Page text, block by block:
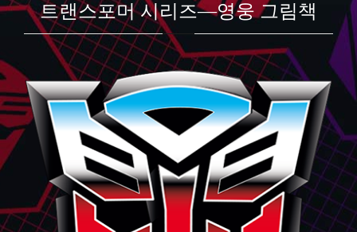
트랜스포머 시리즈—영웅 그림책